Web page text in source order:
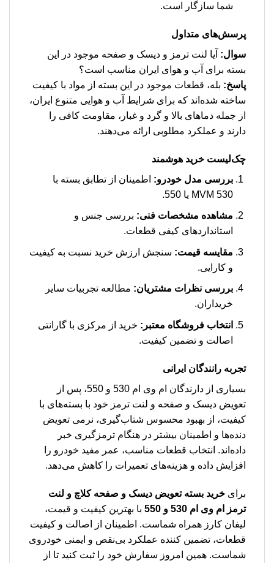
شما سازگار است.
پرسش‌های متداول
سوال: آیا لنت ترمز و دیسک و صفحه موجود در این
بسته برای آب و هوای ایران مناسب است؟
پاسخ: بله، قطعات موجود در این بسته از مواد با کیفیت
ساخته شده‌اند که برای شرایط آب و هوایی متنوع ایران،
از جمله دماهای بالا و گرد و غبار، مقاومت کافی را
دارند و عملکرد مطلوبی ارائه می‌دهند.
چک‌لیست خرید هوشمند
بررسی مدل خودرو: اطمینان از تطابق بسته با
MVM 530 یا 550.
مشاهده مشخصات فنی: بررسی جنس و
استانداردهای کیفی قطعات.
مقایسه قیمت: سنجش ارزش خرید نسبت به کیفیت
و کارایی.
بررسی نظرات مشتریان: مطالعه تجربیات سایر
خریداران.
انتخاب فروشگاه معتبر: خرید از مرکزی با گارانتی
اصالت و تضمین کیفیت.
تجربه رانندگان ایرانی
بسیاری از دارندگان ام وی ام 530 و 550، پس از
تعویض دیسک و صفحه و لنت ترمز خود با بسته‌های با
کیفیت، از بهبود محسوس شتاب‌گیری، نرمی تعویض
دنده‌ها و اطمینان بیشتر در هنگام ترمزگیری خبر
داده‌اند. انتخاب قطعات مناسب، عمر مفید خودرو را
افزایش داده و هزینه‌های تعمیرات را کاهش می‌دهد.
برای خرید بسته تعویض دیسک و صفحه کلاچ و لنت
ترمز ام وی ام 530 و 550
با بهترین کیفیت و قیمت،
لیفان کارز همراه شماست. اطمینان از اصالت و کیفیت
قطعات، تضمین کننده عملکرد بی‌نقص و ایمنی خودروی
شماست. همین امروز سفارش خود را ثبت کنید تا از